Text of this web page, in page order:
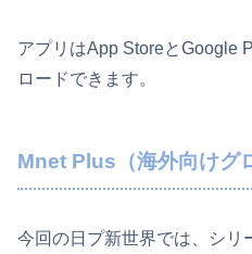
アプリはApp StoreとGoogle
ロードできます。
Mnet Plus（海外向けグ
今回の日プ新世界では、シリ